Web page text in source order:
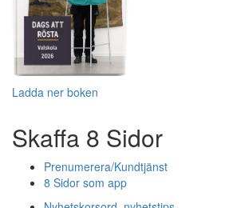
Ladda ner boken
Skaffa 8 Sidor
Prenumerera/Kundtjänst
8 Sidor som app